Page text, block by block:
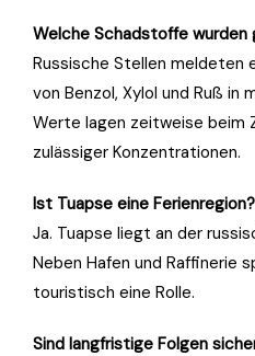
Welche Schadstoffe wurden
Russische Stellen meldeten
von Benzol, Xylol und Ruß in
Werte lagen zeitweise beim
zulässiger Konzentrationen.
Ist Tuapse eine Ferienregion?
Ja. Tuapse liegt an der
Neben Hafen und Raffinerie
touristisch eine Rolle.
Sind langfristige Folgen